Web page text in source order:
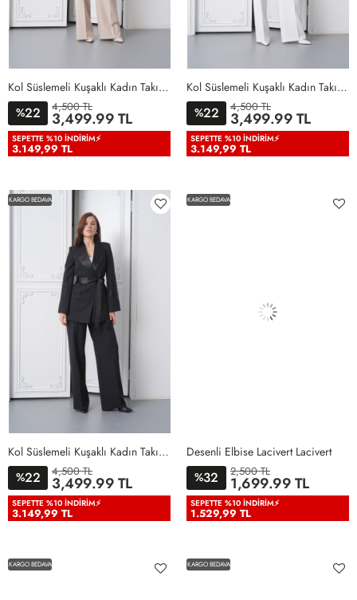
36 38 40 42 44
48
50
Kol Süslemeli Kuşaklı Kadın Takım Elbise Bej Bej
%22 4,500 TL
3,499.99 TL
SEPETTE %10 İNDIRIM⚡
3.149,99 TL
36 38 40 42 44
48
50
Kol Süslemeli Kuşaklı Kadın Takım Elbise Beyaz Beyaz
%22 4,500 TL
3,499.99 TL
SEPETTE %10 İNDIRIM⚡
3.149,99 TL
KARGO BEDAVA
36 38 40 42 44
48
50
Kol Süslemeli Kuşaklı Kadın Takım Elbise Siyah Siyah
%22 4,500 TL
3,499.99 TL
SEPETTE %10 İNDIRIM⚡
3.149,99 TL
KARGO BEDAVA
38 40 42 44 46
Desenli Elbise Lacivert Lacivert
%32 2,500 TL
1,699.99 TL
SEPETTE %10 İNDIRIM⚡
1.529,99 TL
KARGO BEDAVA KARGO BEDAVA